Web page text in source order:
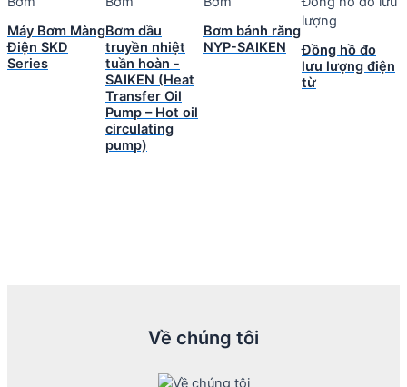
Máy Bơm Màng
Điện SKD
Series
Bơm dầu
truyền nhiệt
tuần hoàn -
SAIKEN (Heat
Transfer Oil
Pump – Hot oil
circulating
pump)
Bơm bánh răng
NYP-SAIKEN
lượng
Đồng hồ đo
lưu lượng điện
từ
Về chúng tôi